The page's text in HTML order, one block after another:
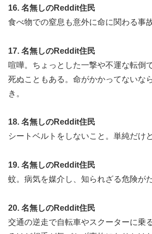
16. 名無しのReddit住民
食べ物での窒息も意外に命に関わる事
17. 名無しのReddit住民
喧嘩。ちょっとした一撃や不運な転倒
死ぬこともある。命がかかってないな
き。
18. 名無しのReddit住民
シートベルトをしないこと。単純だけ
19. 名無しのReddit住民
蚊。病気を媒介し、知られざる危険が
20. 名無しのReddit住民
交通の逆走で自転車やスクーターに乗